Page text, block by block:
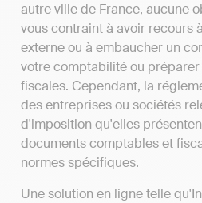
autre ville de France, aucune
vous contraint à avoir recours
externe ou à embaucher un
votre comptabilité ou
fiscales. Cependant, la
des entreprises ou sociétés
d'imposition qu'elles
documents comptables et
normes spécifiques.
Une solution en ligne telle